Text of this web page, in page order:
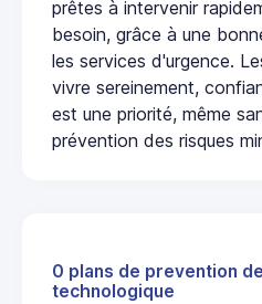
prêtes à intervenir
besoin, grâce à une
les services d'urgence.
vivre sereinement,
est une priorité, même
prévention des risques
0 plans de prevention
technologique